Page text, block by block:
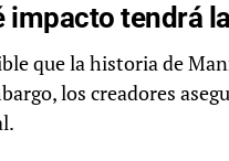
impacto tendrá
que la historia de
los creadores